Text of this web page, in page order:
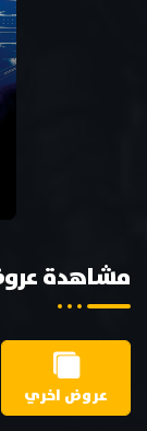
مشاهدة
عروض اخري